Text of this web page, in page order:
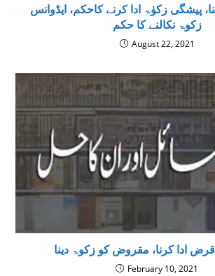
پیشگی زکوٰۃ ادا کرنے کاحکم، ایڈوانس
زکوۃ نکالنے کا حکم
August 22, 2021
ادا کرنا، مقروض کو زکوۃ دینا
February 10, 2021